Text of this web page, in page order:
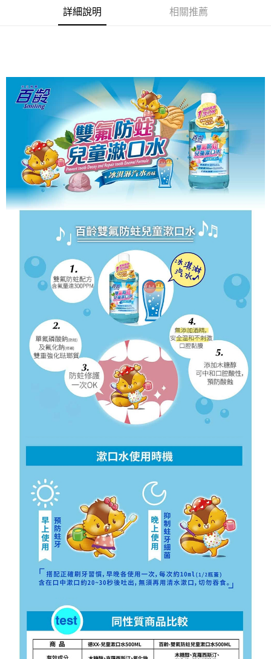
３．安心：先確認商品／服務後，再付款。
【「AFTEE先享後付」結帳流程】
ATM／網路銀行／等多元方式進行付款，方視為交易完成。
※ 請注意：結帳手續完成當下不需立刻繳費，但若您需要取消訂單，請聯絡
購買商品的店家。未經商家同意取消之訂單仍視為有效，需透過AFTEE先享
後付繳納相關費用。
※ 交易是否成功請以「AFTEE先享後付 」之結帳頁面顯示為準，若有關於
是否繳費成功／繳費後需取消欲退款等相關疑問，請聯繫「AFTEE先享後付
客戶支援中心」 https://netprotections.freshdesk.com/support/home
【注意事項】
１．透過由恩沛科技股份有限公司提供之「AFTEE先享後付」服務完成之交
易，需依本服務之必要範圍內提供個人資料，並將交易相關給付款項請求債
權轉讓予恩沛科技股份有限公司。
２．關於個人資料處理事宜，請瀏覽以下網址：
https://aftee.tw/terms/#terms3
３．未成年的使用者請事先徵得法定代理人或監護人之同意方可使用
「AFTEE先享後付」，若未經同意申辦者引起之損失，本公司不負相關責
４．使用「AFTEE先享後付」時，將依據個別帳號之用戶狀況，依本公司即
時審查核予不同之上限額度；若仍有額度不足之情形，本公司將視審查結果
請求用戶進行身份認證。
５．嚴禁一人註冊多個帳號或使用他人資訊註冊。若發現惡意使用之情形，
恩沛科技股份有限公司將有權停止該用戶之使用額度並採取法律行動。
每筆NT$70，滿NT$600(含以上)免運費
宅配
每筆NT$80，滿NT$600(含以上)免運費
付款後門市自取
免運費
詳細說明 相關推薦